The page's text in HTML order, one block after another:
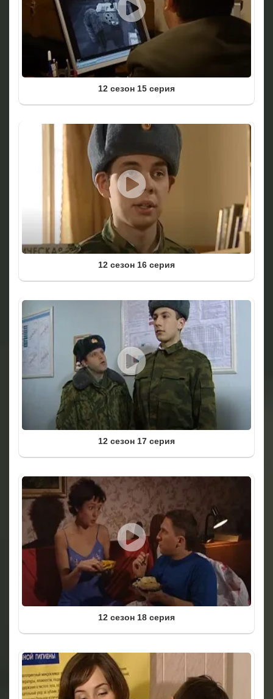
12 сезон 15 серия
12 сезон 16 серия
12 сезон 17 серия
12 сезон 18 серия